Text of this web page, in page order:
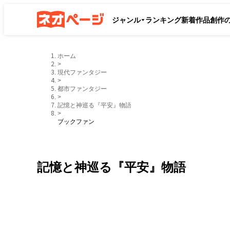
ジャンル ランキング新着作品創作
ホーム
>
現代ファンタジー
>
都市ファンタジー
>
記憶と神巡る『平安』物語
>
ブックファン
記憶と神巡る『平安』物語